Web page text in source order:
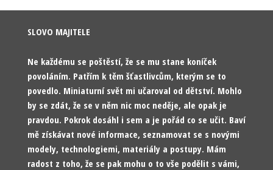
SLOVO MAJITELE
Ne každému se poštěstí, že se mu stane koníček
povoláním. Patřím k těm šťastlivcům, kterým se to
povedlo. Miniaturní svět mi učaroval od dětství. Mohlo
by se zdát, že se v něm nic moc neděje, ale opak je
pravdou. Pokrok dosáhl i sem a je pořád co se učit. Baví
mě získávat nové informace, seznamovat se s novými
modely, technologiemi, materiály a postupy. Mám
radost z toho, že se pak mohu o to vše podělit s vámi,